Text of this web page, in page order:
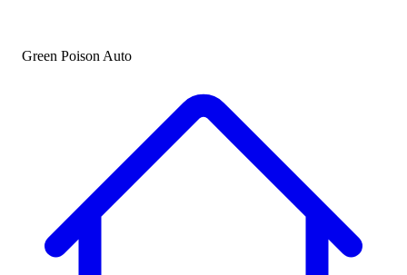
Green Poison Auto